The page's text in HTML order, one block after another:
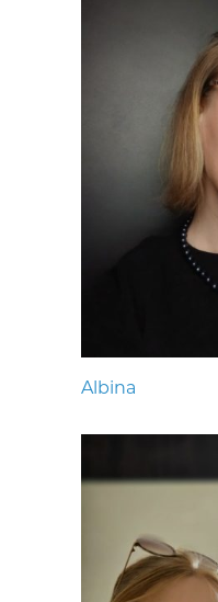
Albina